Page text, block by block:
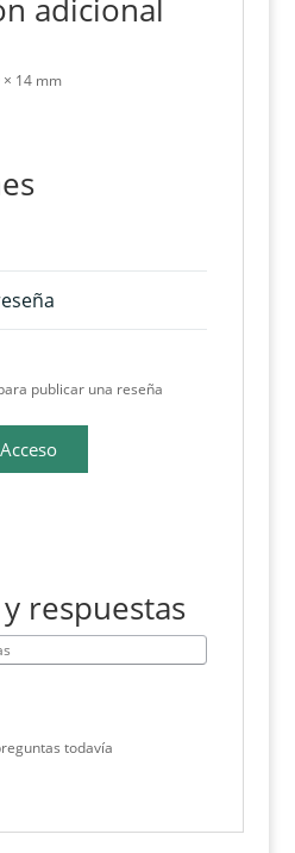
adicional
× 14 mm
publicar una reseña
Acceso
respuestas
todavía